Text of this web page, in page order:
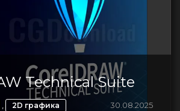
Technical Suite
, 2D графика 30.08.2025